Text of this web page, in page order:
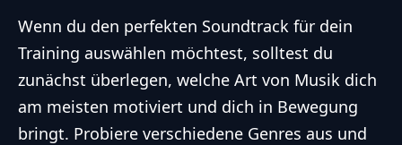
Wenn du den perfekten Soundtrack für dein
Training auswählen möchtest, solltest du
zunächst überlegen, welche Art von Musik dich
am meisten motiviert und dich in Bewegung
bringt. Probiere verschiedene Genres aus und